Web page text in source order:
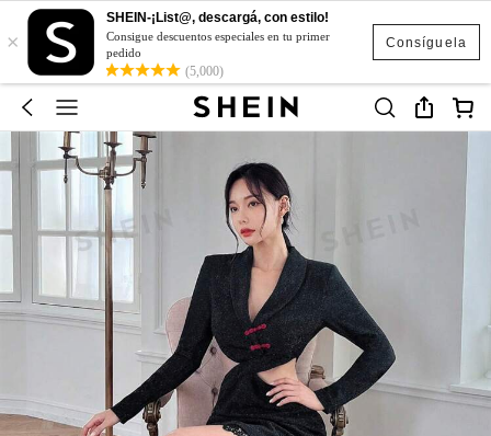
Consíguela
×
SHEIN-¡List@, descargá, con estilo!
Consigue descuentos especiales en tu primer
pedido
(5,000)